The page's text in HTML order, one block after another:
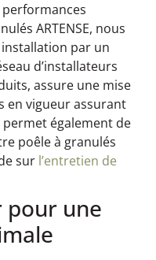
ARTENSE, nous
par un
d’installateurs
assure une mise
en vigueur assurant
également de
poêle à granulés
sur l’entretien de
pour une